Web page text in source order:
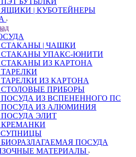
ЯЩИКИ | КУБОТЕЙНЕРЫ
СТАКАНЫ | ЧАШКИ
СТАКАНЫ УПАКС-ЮНИТИ
СТАКАНЫ ИЗ КАРТОНА
ТАРЕЛКИ
ТАРЕЛКИ ИЗ КАРТОНА
СТОЛОВЫЕ ПРИБОРЫ
ПОСУДА ИЗ ВСПЕНЕННОГО ПС
ПОСУДА ИЗ АЛЮМИНИЯ
ПОСУДА ЭЛИТ
КРЕМАНКИ
СУПНИЦЫ
БИОРАЗЛАГАЕМАЯ ПОСУДА
МАТЕРИАЛЫ